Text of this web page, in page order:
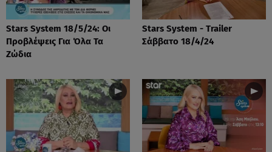
Stars System 18/5/24: Οι
Προβλέψεις Για Όλα Τα
Ζώδια
Stars System - Trailer
Σάββατο 18/4/24